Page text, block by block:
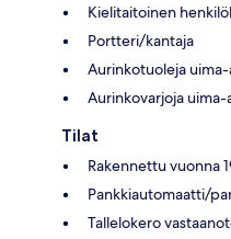
Kielitaitoinen
Portteri/kantaja
Aurinkotuoleja uima-
Aurinkovarjoja uima-
Tilat
Rakennettu vuonna
Pankkiautomaatti/
Tallelokero